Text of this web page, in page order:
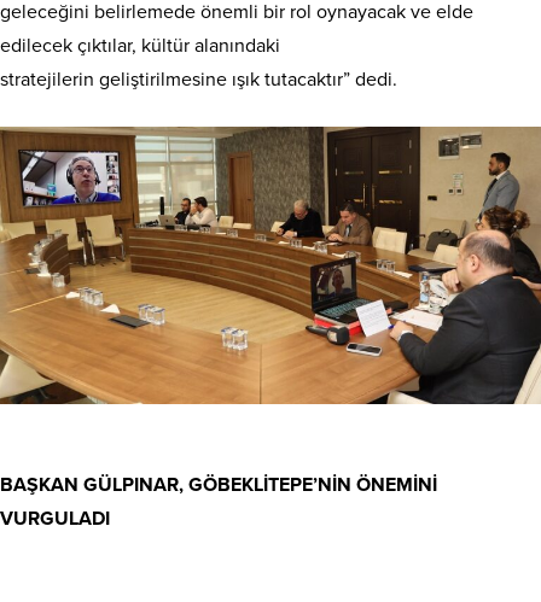
geleceğini belirlemede önemli bir rol oynayacak ve elde
edilecek çıktılar, kültür alanındaki
stratejilerin geliştirilmesine ışık tutacaktır” dedi.
BAŞKAN GÜLPINAR, GÖBEKLİTEPE’NİN ÖNEMİNİ
VURGULADI